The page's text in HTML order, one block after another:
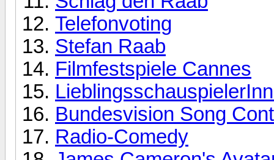
Telefonvoting
Stefan Raab
Filmfestspiele Cannes
Bundesvision Song
Radio-Comedy